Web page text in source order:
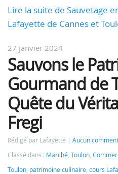
Lire la suite de Sauvetage
Lafayette de Cannes et
27 janvier 2024
Sauvons le
Gourmand de
Quête du
Fregi
Rédigé par Lafayette
Aucun
Classé dans : Marché, Toulon,
Toulon, patrimoine culinaire, cours